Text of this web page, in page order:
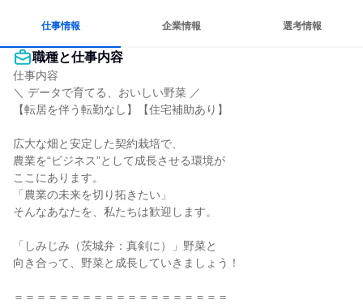
仕事情報 企業情報 選考情報
職種と仕事内容
仕事内容
＼ データで育てる、おいしい野菜 ／
【転居を伴う転勤なし】【住宅補助あり】
広大な畑と安定した契約栽培で、
農業を“ビジネス”として成長させる環境が
ここにあります。
「農業の未来を切り拓きたい」
そんなあなたを、私たちは歓迎します。
「しみじみ（茨城弁：真剣に）」野菜と
向き合って、野菜と成長していきましょう！
＝＝＝＝＝＝＝＝＝＝＝＝＝＝＝＝＝＝＝